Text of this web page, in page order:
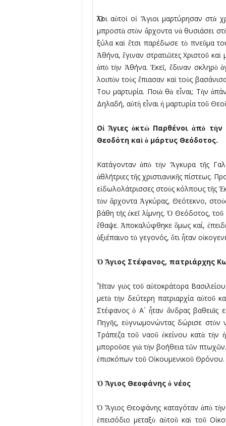
Ὅλοι αὐτοὶ οἱ Ἅγιοι μαρτύρησαν
μπροστὰ στὸν ἄρχοντα νὰ θυσιάσει
ξύλα καὶ ἔτσι παρέδωσε τὸ πνεῦμα
Ἀθήνα, ἔγιναν στρατιῶτες Χριστοῦ
ἀπὸ τὴν Ἀθήνα. Ἐκεῖ, ἔδιναν σκληρὸ
λοιπὸν τοὺς ἔπιασαν καὶ τοὺς
Του μαρτυρία. Ποιὰ θὰ εἶναι; Τὴν
Δηλαδή, αὐτὴ εἶναι ἡ μαρτυρία τοῦ
Οἱ Ἅγιες ὀκτὼΠαρθένοιἀπὸ τὴν
Θεοδότη καὶὁ μάρτυς Θεόδοτος.
Κατάγονταν ἀπὸ τὴν Ἄγκυρα τῆς
ἀθλήτριες τῆς χριστιανικῆς
εἰδωλολάτρισσες στοὺς κόλπους τῆς
τὸν ἄρχοντα Ἀγκύρας, Θεότεκνο,
βάθη τῆς ἐκεῖ λίμνης. Ὁ Θεόδοτος, τοῦ
ἔθαψε. Ἀποκαλύφθηκε ὅμως καί,
ἀξιέπαινο τὸ γεγονός, ὅτι ἦταν
Ὁ Ἅγιος Στέφανος, πατριάρχης
Ἦταν γιὸς τοῦ αὐτοκράτορα
μετὰ τὴν δεύτερη πατριαρχία
Στέφανος ὁ Α´ ἦταν ἄνδρας βαθειᾶς
Πηγῆς, εὐγνωμονώντας δώρισε στὸν
Τράπεζα τοῦ ναοῦ ἐκείνου κατὰ
μποροῦσε γιὰ τὴν βοήθεια τῶν
ἐπισκόπων τοῦ Οἰκουμενικοῦ Θρόνου.
Ὁ Ἅγιος Θεοφάνης ὁνέος
Ὁ Ἅγιος Θεοφάνης καταγόταν ἀπὸ
ἐπεισόδιο μεταξὺ αὐτοῦ καὶ τοῦ